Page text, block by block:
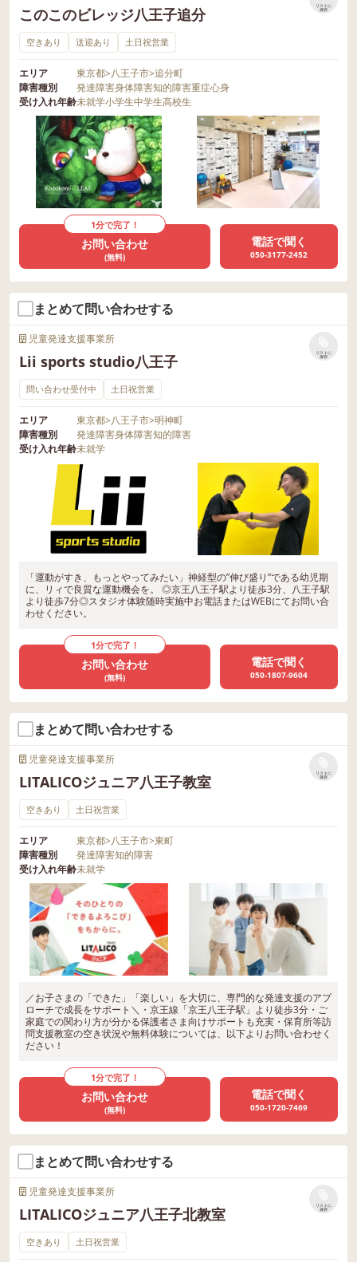
このこのビレッジ八王子追分
リストに
保存
空きあり 送迎あり 土日祝営業
エリア 東京都>八王子市>追分町
障害種別
発達障害身体障害知的障害重症心身
受け入れ年齢未就学小学生中学生高校生
1分で完了！
お問い合わせ
(無料)
電話で聞く
050-3177-2452
まとめて問い合わせする
児童発達支援事業所
Lii sports studio八王子
リストに
保存
問い合わせ受付中 土日祝営業
エリア 東京都>八王子市>明神町
障害種別
発達障害身体障害知的障害
受け入れ年齢未就学
「運動がすき、もっとやってみたい」神経型の”伸び盛り”である幼児期
に、リィで良質な運動機会を。 ◎京王八王子駅より徒歩3分、八王子駅
より徒歩7分◎スタジオ体験随時実施中お電話またはWEBにてお問い合
わせください。
1分で完了！
お問い合わせ
(無料)
電話で聞く
050-1807-9604
まとめて問い合わせする
児童発達支援事業所
LITALICOジュニア八王子教室
リストに
保存
空きあり 土日祝営業
エリア 東京都>八王子市>東町
障害種別
発達障害知的障害
受け入れ年齢未就学
／お子さまの「できた」「楽しい」を大切に、専門的な発達支援のアプ
ローチで成長をサポート＼・京王線「京王八王子駅」より徒歩3分・ご
家庭での関わり方が分かる保護者さま向けサポートも充実・保育所等訪
問支援教室の空き状況や無料体験については、以下よりお問い合わせく
ださい！
1分で完了！
お問い合わせ
(無料)
電話で聞く
050-1720-7469
まとめて問い合わせする
児童発達支援事業所
LITALICOジュニア八王子北教室
リストに
保存
空きあり 土日祝営業